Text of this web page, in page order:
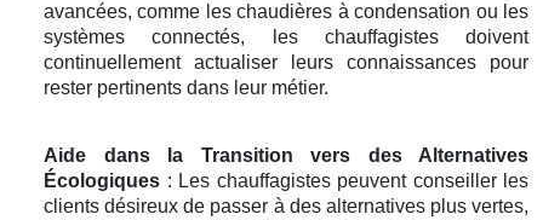
avancées, comme les chaudières à condensation ou les
systèmes connectés, les chauffagistes doivent
continuellement actualiser leurs connaissances pour
rester pertinents dans leur métier.
Aide dans la Transition vers des Alternatives
Écologiques : Les chauffagistes peuvent conseiller les
clients désireux de passer à des alternatives plus vertes,